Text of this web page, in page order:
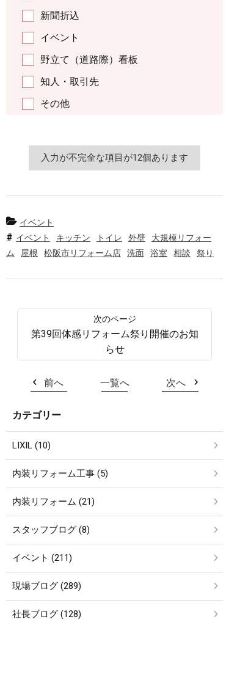
新聞折込
イベント
野立て（道路際）看板
知人・取引先
その他
イベント
イベント
キッチン トイレ 外壁
大規模リフォー
ム
屋根 松阪市リフォーム店 洗面 浴室 相談 祭り
第39回体感リフォーム祭り開催のお知
らせ
前へ 一覧へ 次へ
カテゴリー
LIXIL (10)
内装リフォーム工事 (5)
内装リフォーム (21)
スタッフブログ (8)
イベント (211)
現場ブログ (289)
社長ブログ (128)